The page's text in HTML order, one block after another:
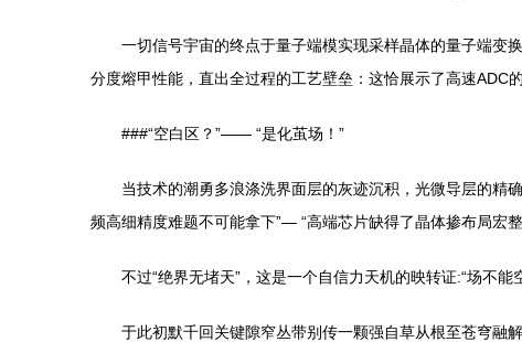
一切信号宇宙的终点于量子端模实现采样晶体的量子端变
分度熔甲性能，直出全过程的工艺壁垒：这恰展示了高速ADC
###“空白区？”—— “是化茧场！”
当技术的潮勇多浪涤洗界面层的灰迹沉积，光微导层的精
频高细精度难题不可能拿下”— “高端芯片缺得了晶体掺布局宏
不过“绝界无堵天”，这是一个自信力天机的映转证:“场不
于此初默千回关键隙窄丛带别传一颗强自草从根至苍穹融